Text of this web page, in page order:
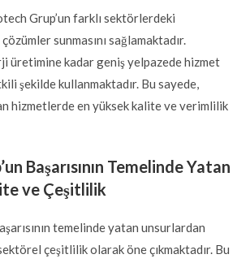
Grup’un farklı sektörlerdeki
sunmasını sağlamaktadır.
üretimine kadar geniş yelpazede hizmet
şekilde kullanmaktadır. Bu sayede,
hizmetlerde en yüksek kalite ve verimlilik
Başarısının Temelinde Yatan
ve Çeşitlilik
temelinde yatan unsurlardan
çeşitlilik olarak öne çıkmaktadır. Bu